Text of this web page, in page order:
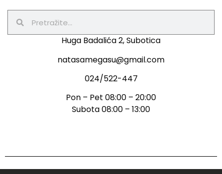
Huga Badalića 2, Subotica
natasamegasu@gmail.com
024/522-447
Pon – Pet 08:00 – 20:00
Subota 08:00 – 13:00